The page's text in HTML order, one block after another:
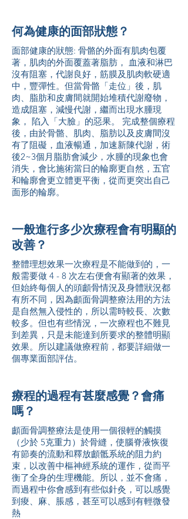
何為健康的面部狀態？
面部健康的狀態: 骨骼的外面有肌肉包覆
著，肌肉的外面覆蓋著脂肪， 血液和淋巴
沒有阻塞，代謝良好，筋膜及肌肉軟硬適
中，豐彈性。但當骨骼「走位」後，肌
肉、脂肪和皮膚間就開始堆積代謝廢物，
造成阻塞，減慢代謝，繼而出現水腫現
象， 陷入「大臉」的惡果。 完成整個療程
後，由於骨骼、肌肉、脂肪以及皮膚間沒
有了阻礙，血液暢通，加速新陳代謝，術
後2~3個月脂肪會減少，水腫的現象也會
消失，會比施術當日的輪廓更自然，五官
和輪廓會更立體更平衡，從而更突出自己
面形的輪廓。
一般進行多少次療程會有明顯的
改善？
整體理想效果一次療程是不能做到的，一
般需要做 4 - 8 次左右便會有顯著的效果，
但始終每個人的頭顱骨情況及身體狀況都
有所不同，因為顱面骨調整療法用的方法
是自然無入侵性的，所以需時較長、次數
較多。但也有些情況，一次療程也不難見
到差異，只是未能達到所要求的整體明顯
效果。所以建議做療程前，都要詳細做一
個專業面部評估。
療程的過程有甚麼感覺？會痛
嗎？
顱面骨調整療法是使用一個很輕的觸摸
（少於 5克重力）於骨縫，使腦脊液恢復
有節奏的流動和釋放顱骶系統的阻力約
束，以改善中樞神經系統的運作，從而平
衡了全身的生理機能。所以，並不會痛，
而過程中你會感到有些似針灸，可以感覺
到痠、麻、脹感，甚至可以感到有輕微發
熱